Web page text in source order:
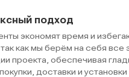
подход
экономят время и
как мы берём на себя все
проекта, обеспечивая
доставки и установки